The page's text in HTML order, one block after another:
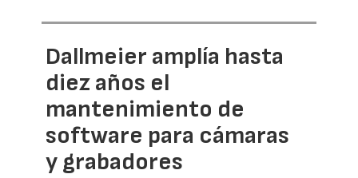
Dallmeier amplía hasta
diez años el
mantenimiento de
software para cámaras
y grabadores